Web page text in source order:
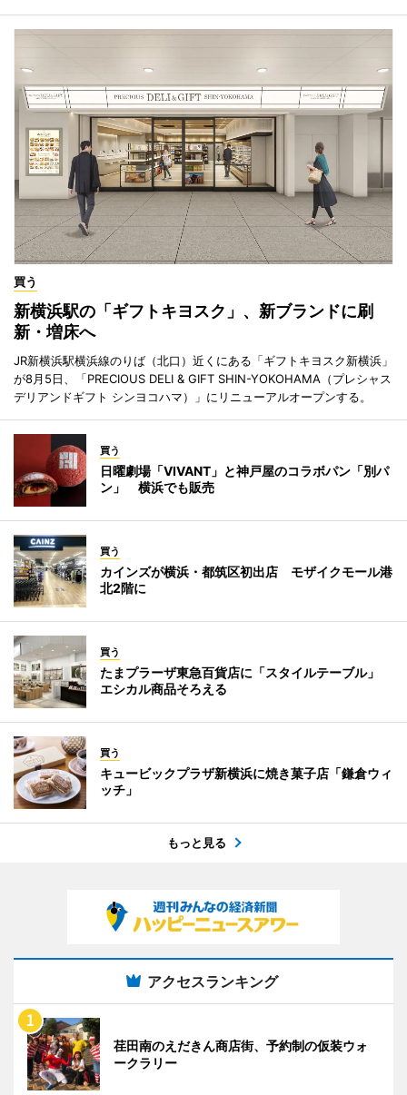
買う
新横浜駅の「ギフトキヨスク」、新ブランドに刷
新・増床へ
JR新横浜駅横浜線のりば（北口）近くにある「ギフトキヨスク新横浜」
が8月5日、「PRECIOUS DELI & GIFT SHIN-YOKOHAMA（プレシャス
デリアンドギフト シンヨコハマ）」にリニューアルオープンする。
買う
日曜劇場「VIVANT」と神戸屋のコラボパン「別パ
ン」 横浜でも販売
買う
カインズが横浜・都筑区初出店 モザイクモール港
北2階に
買う
たまプラーザ東急百貨店に「スタイルテーブル」
エシカル商品そろえる
買う
キュービックプラザ新横浜に焼き菓子店「鎌倉ウィ
ッチ」
もっと見る
アクセスランキング
荏田南のえだきん商店街、予約制の仮装ウォ
ークラリー